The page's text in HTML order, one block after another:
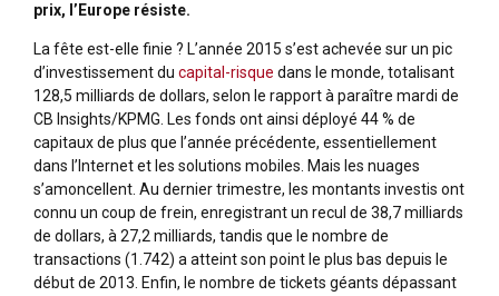
prix, l’Europe résiste.
La fête est-elle finie ? L’année 2015 s’est achevée sur un pic
d’investissement du capital-risque dans le monde, totalisant
128,5 milliards de dollars, selon le rapport à paraître mardi de
CB Insights/KPMG. Les fonds ont ainsi déployé 44 % de
capitaux de plus que l’année précédente, essentiellement
dans l’Internet et les solutions mobiles. Mais les nuages
s’amoncellent. Au dernier trimestre, les montants investis ont
connu un coup de frein, enregistrant un recul de 38,7 milliards
de dollars, à 27,2 milliards, tandis que le nombre de
transactions (1.742) a atteint son point le plus bas depuis le
début de 2013. Enfin, le nombre de tickets géants dépassant